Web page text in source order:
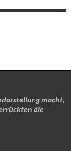
macht,
die